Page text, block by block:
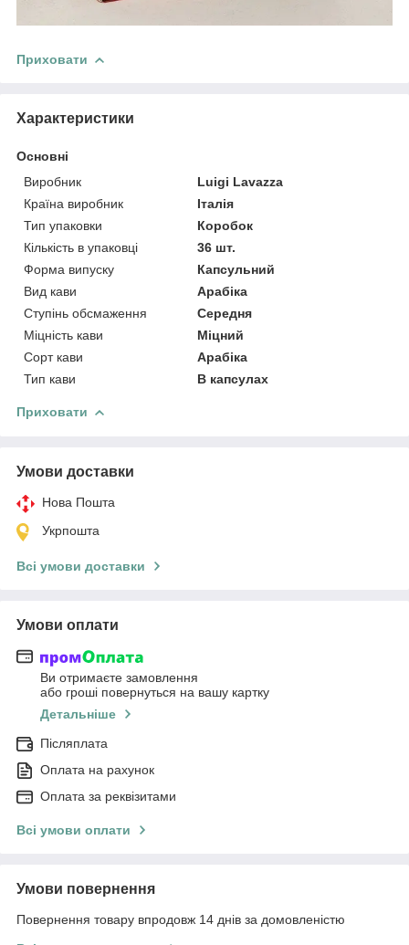
Приховати
Характеристики
Основні
Виробник
Luigi Lavazza
Країна виробник
Італія
Тип упаковки
Коробок
Кількість в упаковці
36 шт.
Форма випуску
Капсульний
Вид кави
Арабіка
Ступінь обсмаження
Середня
Міцність кави
Міцний
Сорт кави
Арабіка
Тип кави
В капсулах
Приховати
Умови доставки
Нова Пошта
Укрпошта
Всі умови доставки
Умови оплати
Ви отримаєте замовлення
або гроші повернуться на вашу картку
Детальніше
Післяплата
Оплата на рахунок
Оплата за реквізитами
Всі умови оплати
Умови повернення
Повернення товару впродовж 14 днів за домовленістю